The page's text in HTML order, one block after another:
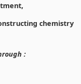
chemistry
: